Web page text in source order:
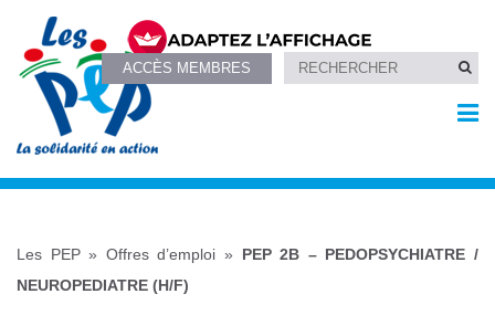
ACCÈS MEMBRES
Les PEP» Offres d’emploi » PEP 2B – PEDOPSYCHIATRE /
NEUROPEDIATRE (H/F)